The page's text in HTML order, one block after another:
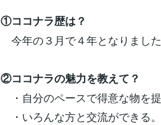
①ココナラ歴は？
今年の３月で４年となりました
②ココナラの魅力を教えて？
・自分のペースで得意な物を提
・いろんな方と交流ができる。